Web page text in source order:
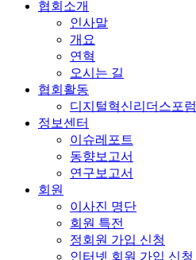
협회소개
인사말
개요
연혁
오시는 길
협회활동
디지털혁신리더스포럼
정보센터
이슈레포트
동향보고서
연구보고서
회원
이사진 명단
회원 특전
정회원 가입 신청
인터넷 회원 가입 신청